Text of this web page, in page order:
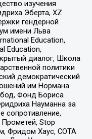
изучения
Эберта, XZ
гендерной
имени Льва
Education,
Education,
диалог, Школа
политики
демократический
им Нормана
Фонд Бориса
Науманна за
сопротивление,
Stop
Фридом Хаус, СОТА